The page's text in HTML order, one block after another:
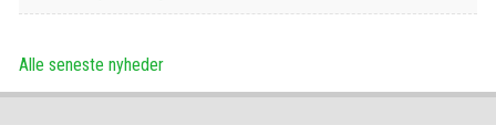
Alle seneste nyheder